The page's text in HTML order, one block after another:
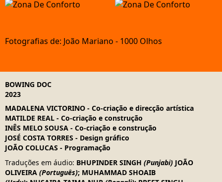
Fotografias de: João Mariano - 1000 Olhos
BOWING DOC
2023
MADALENA VICTORINO - Co-criação e direcção artística
MATILDE REAL - Co-criação e construção
INÊS MELO SOUSA - Co-criação e construção
JOSÉ COSTA TORRES - Design gráfico
JOÃO COLUCAS - Programação
Traduções em áudio: BHUPINDER SINGH (Punjabi) JOÃO
OLIVEIRA (Português); MUHAMMAD SHOAIB